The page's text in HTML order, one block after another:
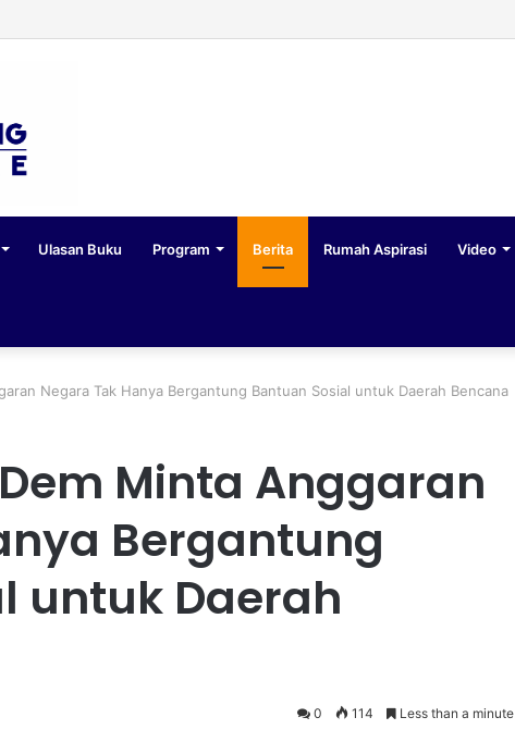
Ulasan Buku Program Berita Rumah Aspirasi Video
Negara Tak Hanya Bergantung Bantuan Sosial untuk Daerah Bencana
Minta Anggaran
Bergantung
untuk Daerah
0 114 Less than a minute